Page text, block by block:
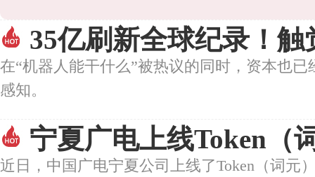
35亿刷新全球纪录！
在“机器人能干什么”被热议的同时，资本也
感知。
宁夏广电上线Token（
近日，中国广电宁夏公司上线了Token（词元